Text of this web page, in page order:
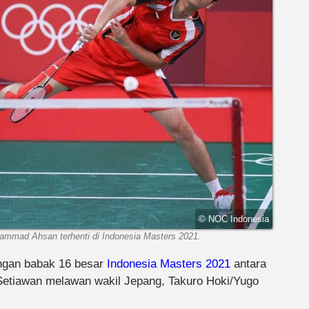
© NOC Indonesia
Ahsan terhenti di Indonesia Masters 2021.
babak 16 besar Indonesia Masters 2021 antara
melawan wakil Jepang, Takuro Hoki/Yugo